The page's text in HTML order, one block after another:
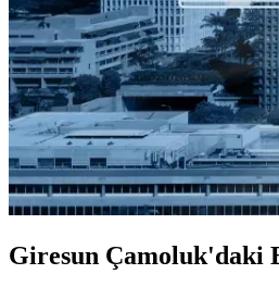
Giresun Çamoluk'daki